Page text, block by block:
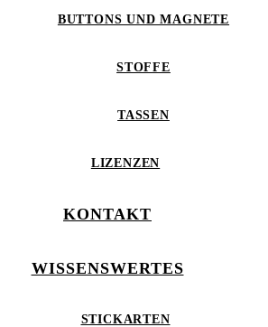
BUTTONS UND MAGNETE
STOFFE
TASSEN
LIZENZEN
KONTAKT
WISSENSWERTES
STICKARTEN